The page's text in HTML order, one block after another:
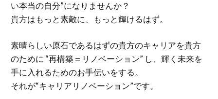
い本当の自分”になりませんか？
貴方はもっと素敵に、もっと輝けるはず。
素晴らしい原石であるはずの貴方のキャリアを貴方
のために “再構築＝リノベーション” し、輝く未来を
手に入れるためのお手伝いをする。
それが“キャリアリノベーション”です。